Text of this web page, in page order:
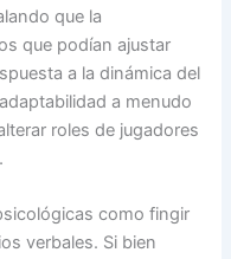
que la
que podían ajustar
a la dinámica del
a menudo
roles de jugadores
como fingir
verbales. Si bien